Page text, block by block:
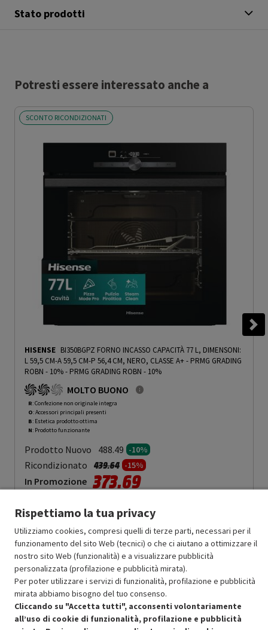
Stato prodotti
Potresti essere interessato anche a
SCONTO RICONDIZIONATI
HISENSE BI350BGPZ FORNO INCASSO CAPACITÀ 77 L, DIMENSONI:
L 59,5 CM-A 59,5 CM-P 56,4 CM, NERO, CLASSE A+ - PRMG GRADING
ROBN - 10%- PRMG GRADING ROBN - 10%
MOLTO BUONO
R: Confezione non originale integra
O: Accessori principali presenti
B: Estetica prodotto ottima
N: Prodotto funzionante
Prodotto Nuovo 488.49 -10%
Ricondizionato Prezzo ridotto da
439.64a-15%
In Promozione 373.69
Aggiungi al carrello
SCONTO RICONDIZIONATI
Approfitta dello sconto del 15% sul prodotto ricondizionato.
Rispettiamo la tua privacy
Utilizziamo cookies, compresi quelli di terze parti, necessari per il
funzionamento del sito Web (tecnici) o che ci aiutano a ottimizzare il
nostro sito Web (funzionalità) e a visualizzare pubblicità
personalizzata (profilazione e pubblicità mirata).
Per poter utilizzare i servizi di funzionalità, profilazione e pubblicità
mirata abbiamo bisogno del tuo consenso.
Cliccando su "Accetta tutti", acconsenti volontariamente
all’uso di cookie di funzionalità, profilazione e pubblicità